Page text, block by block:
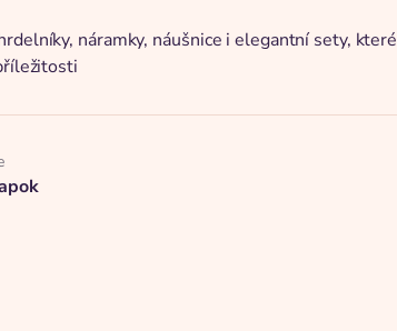
náramky, náušnice i elegantní sety, které